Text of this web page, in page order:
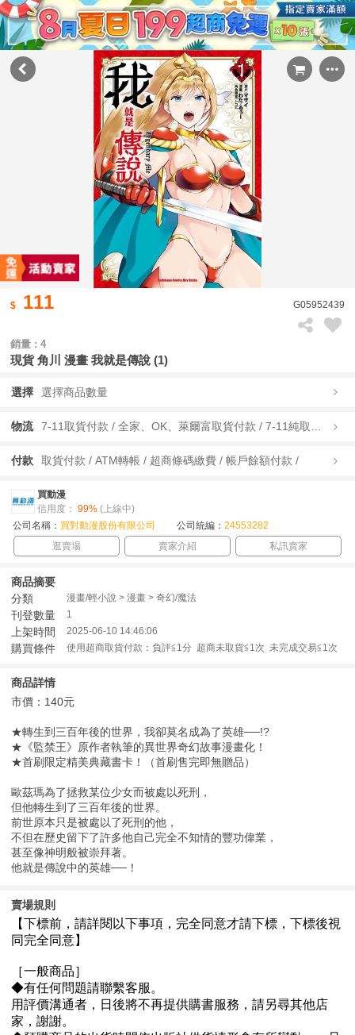
111 G05952439
銷量 : 4
現貨 角川 漫畫 我就是傳說 (1)
選擇 選擇商品數量
物流
付款 取貨付款 / ATM轉帳 / 超商條碼繳費 / 帳戶餘額付款 /
買動漫
信用度： 99% (上線中)
公司名稱： 買對動漫股份有限公司 公司統編： 24553282
逛賣場
賣家介紹 私訊賣家
商品摘要
分類
漫畫/輕小說 > 漫畫 > 奇幻/魔法
刊登數量 1
上架時間 2025-06-10 14:46:06
購買條件 使用超商取貨付款：負評≦1分 超商未取貨≦1次 未完成交易≦1次
商品詳情
市價：140元
★轉生到三百年後的世界，我卻莫名成為了英雄──!?
★《監禁王》原作者執筆的異世界奇幻故事漫畫化！
★首刷限定精美典藏書卡！（首刷售完即無贈品）
歐茲瑪為了拯救某位少女而被處以死刑，
但他轉生到了三百年後的世界。
前世原本只是被處以了死刑的他，
不但在歷史留下了許多他自己完全不知情的豐功偉業，
甚至像神明般被崇拜著。
他就是傳說中的英雄──！
賣場規則